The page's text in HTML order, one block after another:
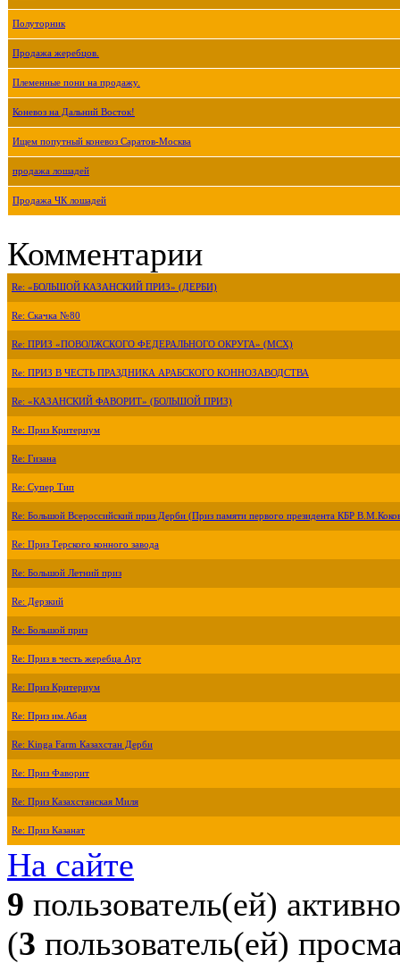
Полуторник
Продажа жеребцов.
Племенные пони на продажу.
Коневоз на Дальний Восток!
Ищем попутный коневоз Саратов-Москва
продажа лошадей
Продажа ЧК лошадей
Комментарии
Re: «БОЛЬШОЙ КАЗАНСКИЙ ПРИЗ» (ДЕРБИ)
Re: Скачка №80
Re: ПРИЗ «ПОВОЛЖСКОГО ФЕДЕРАЛЬНОГО ОКРУГА» (МСХ)
Re: ПРИЗ В ЧЕСТЬ ПРАЗДНИКА АРАБСКОГО КОННОЗАВОДСТВА
Re: «КАЗАНСКИЙ ФАВОРИТ» (БОЛЬШОЙ ПРИЗ)
Re: Приз Критериум
Re: Гизана
Re: Супер Тип
Re: Большой Всероссийский приз Дерби (Приз памяти первого президента КБР
Re: Приз Терского конного завода
Re: Большой Летний приз
Re: Дерзкий
Re: Большой приз
Re: Приз в честь жеребца Арт
Re: Приз Критериум
Re: Приз им.Абая
Re: Kinga Farm Казахстан Дерби
Re: Приз Фаворит
Re: Приз Казахстанская Миля
Re: Приз Казанат
На сайте
9 пользователь(ей) активно
(3 пользователь(ей)